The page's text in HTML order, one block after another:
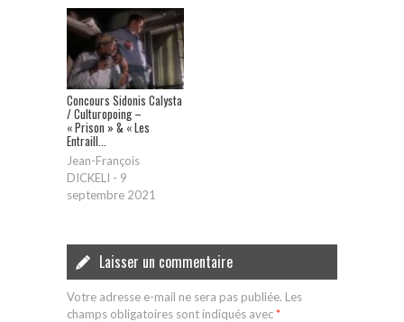
Concours Sidonis Calysta
/ Culturopoing –
« Prison » & « Les
Entraill...
Jean-François
DICKELI - 9
septembre 2021
Laisser un commentaire
Votre adresse e-mail ne sera pas publiée. Les
champs obligatoires sont indiqués avec*